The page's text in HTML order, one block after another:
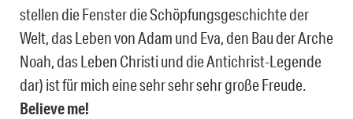
stellen die Fenster die Schöpfungsgeschichte der
Welt, das Leben von Adam und Eva, den Bau der Arche
Noah, das Leben Christi und die Antichrist-Legende
dar) ist für mich eine sehr sehr sehr große Freude.
Believe me!